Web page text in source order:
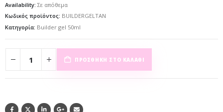
Availability: Σε απόθεμα
Κωδικός προϊόντος: BUILDERGELTAN
Κατηγορία: Builder gel 50ml
ΠΡΟΣΘΉΚΗ ΣΤΟ ΚΑΛΆΘΙ